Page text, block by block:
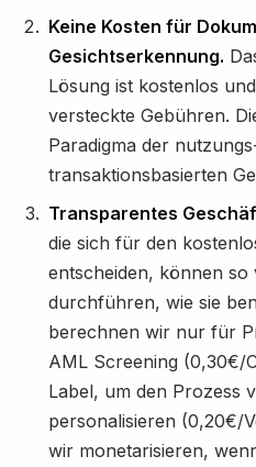
Keine Kosten für
Gesichtserkennung.
Lösung ist kostenlos
versteckte Gebühren.
Paradigma der
transaktionsbasierten
Transparentes
die sich für den
entscheiden, können so
durchführen, wie sie
berechnen wir nur für
AML Screening (0,30€/
Label, um den Prozess
personalisieren (0,20€/
wir monetarisieren,